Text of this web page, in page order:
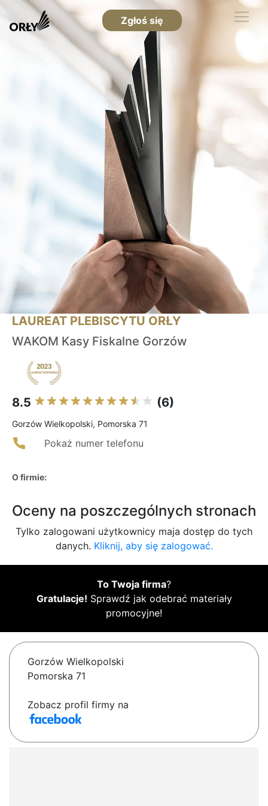
Zgłoś się
LAUREAT PLEBISCYTU ORŁY
WAKOM Kasy Fiskalne Gorzów
8.5 (6)
Gorzów Wielkopolski, Pomorska 71
Pokaż numer telefonu
O firmie:
Oceny na poszczególnych stronach
Tylko zalogowani użytkownicy maja dostęp do tych
danych. Kliknij, aby się zalogować.
To Twoja firma?
Gratulacje! Sprawdź jak odebrać materiały
promocyjne!
Gorzów Wielkopolski
Pomorska 71
Zobacz profil firmy na